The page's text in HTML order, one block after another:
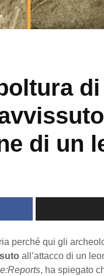
di un
perché qui gli
all’attacco di un
, ha spiegato